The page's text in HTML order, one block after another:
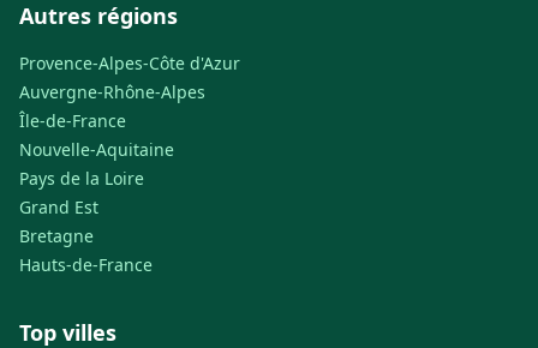
Autres régions
Provence-Alpes-Côte d'Azur
Auvergne-Rhône-Alpes
Île-de-France
Nouvelle-Aquitaine
Pays de la Loire
Grand Est
Bretagne
Hauts-de-France
Top villes